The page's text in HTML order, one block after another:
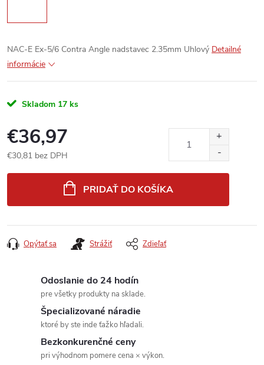
NAC-E Ex-5/6 Contra Angle nadstavec 2.35mm Uhlový Detailné
informácie
Skladom 17 ks
€36,97
€30,81 bez DPH
PRIDAŤ DO KOŠÍKA
Opýtať sa Strážiť Zdieľať
Odoslanie do 24 hodín
pre všetky produkty na sklade.
Špecializované náradie
ktoré by ste inde ťažko hľadali.
Bezkonkurenčné ceny
pri výhodnom pomere cena × výkon.